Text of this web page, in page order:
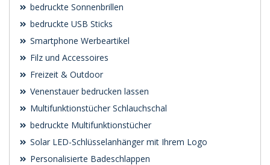
bedruckte Sonnenbrillen
bedruckte USB Sticks
Smartphone Werbeartikel
Filz und Accessoires
Freizeit & Outdoor
Venenstauer bedrucken lassen
Multifunktionstücher Schlauchschal
bedruckte Multifunktionstücher
Solar LED-Schlüsselanhänger mit Ihrem Logo
Personalisierte Badeschlappen